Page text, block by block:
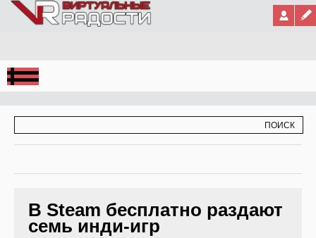
Jump to Navigation
В Steam бесплатно раздают
семь инди-игр